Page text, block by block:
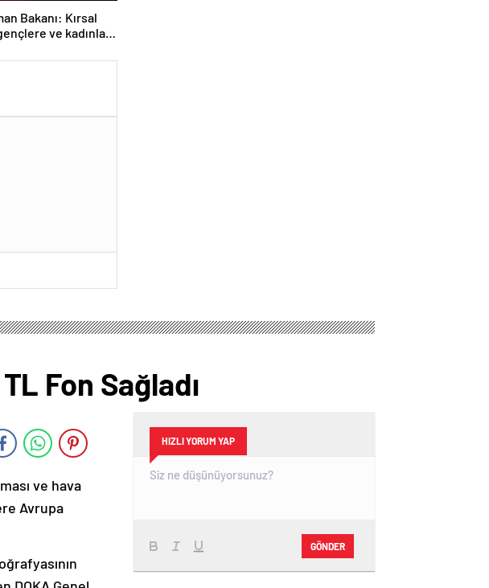
Bakanı: Kırsal
ve kadınlara
Fon Sağladı
ve hava
Avrupa
HIZLI YORUM YAP
GÖNDER